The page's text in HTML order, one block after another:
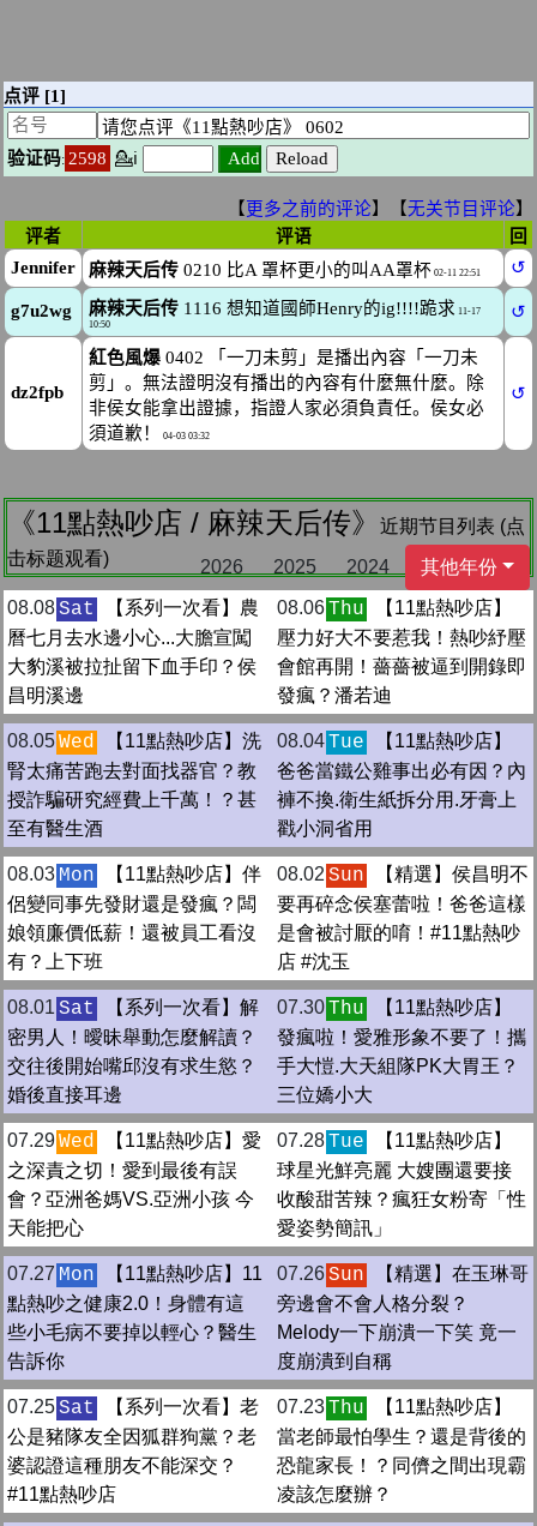
《11點熱吵店 / 麻辣天后传》
近期节目列表 (点
击标题观看)
2026 2025 2024
其他年份
08.08Sat
【系列一次看】農
曆七月去水邊小心...大膽宣闖
大豹溪被拉扯留下血手印？侯
昌明溪邊
08.06Thu
【11點熱吵店】
壓力好大不要惹我！熱吵紓壓
會館再開！薔薔被逼到開錄即
發瘋？潘若迪
08.05Wed
【11點熱吵店】洗
腎太痛苦跑去對面找器官？教
授詐騙研究經費上千萬！？甚
至有醫生酒
08.04Tue
【11點熱吵店】
爸爸當鐵公雞事出必有因？內
褲不換.衛生紙拆分用.牙膏上
戳小洞省用
08.03 Mon
【11點熱吵店】伴
侶變同事先發財還是發瘋？闆
娘領廉價低薪！還被員工看沒
有？上下班
08.02 Sun
【精選】侯昌明不
要再碎念侯塞蕾啦！爸爸這樣
是會被討厭的唷！#11點熱吵
店 #沈玉
08.01 Sat
【系列一次看】解
密男人！曖昧舉動怎麼解讀？
交往後開始嘴邱沒有求生慾？
婚後直接耳邊
07.30Thu
【11點熱吵店】
發瘋啦！愛雅形象不要了！攜
手大愷.大天組隊PK大胃王？
三位嬌小大
07.29Wed
【11點熱吵店】愛
之深責之切！愛到最後有誤
會？亞洲爸媽VS.亞洲小孩 今
天能把心
07.28Tue
【11點熱吵店】
球星光鮮亮麗 大嫂團還要接
收酸甜苦辣？瘋狂女粉寄「性
愛姿勢簡訊」
07.27 Mon
【11點熱吵店】11
點熱吵之健康2.0！身體有這
些小毛病不要掉以輕心？醫生
告訴你
07.26Sun
【精選】在玉琳哥
旁邊會不會人格分裂？
Melody一下崩潰一下笑 竟一
度崩潰到自稱
07.25Sat
【系列一次看】老
公是豬隊友全因狐群狗黨？老
婆認證這種朋友不能深交？
#11點熱吵店
07.23Thu
【11點熱吵店】
當老師最怕學生？還是背後的
恐龍家長！？同儕之間出現霸
凌該怎麼辦？